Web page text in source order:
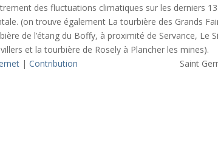
des fluctuations climatiques sur les derniers
(on trouve également La tourbière des Grands
de l’étang du Boffy, à proximité de Servance, Le
et la tourbière de Rosely à Plancher les mines).
|Contribution Saint